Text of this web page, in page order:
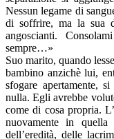
Nessun legame di
di soffrire, ma la sua
angoscianti.
sempre…»
Suo marito, quando
bambino anzichè lui,
sfogare apertamente,
nulla. Egli avrebbe
come di cosa propria.
nuovamente in quella
dell’eredità, delle